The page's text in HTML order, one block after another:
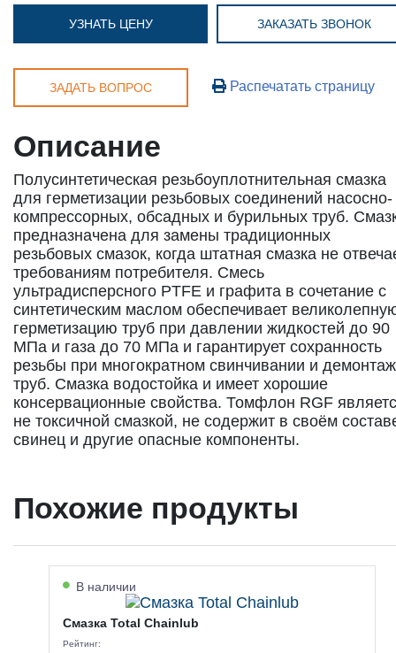
УЗНАТЬ ЦЕНУ ЗАКАЗАТЬ ЗВОНОК
ЗАДАТЬ ВОПРОС Распечатать страницу
Описание
Полусинтетическая резьбоуплотнительная смазка
для герметизации резьбовых соединений насосно-
компрессорных, обсадных и бурильных труб.
предназначена для замены традиционных
резьбовых смазок, когда штатная смазка не
требованиям потребителя. Смесь
ультрадисперсного PTFE и графита в сочетание с
синтетическим маслом обеспечивает
герметизацию труб при давлении жидкостей до 90
МПа и газа до 70 МПа и гарантирует сохранность
резьбы при многократном свинчивании и
труб. Смазка водостойка и имеет хорошие
консервационные свойства. Томфлон RGF
не токсичной смазкой, не содержит в своём
свинец и другие опасные компоненты.
Похожие продукты
В наличии
Смазка Total Chainlub
Рейтинг: